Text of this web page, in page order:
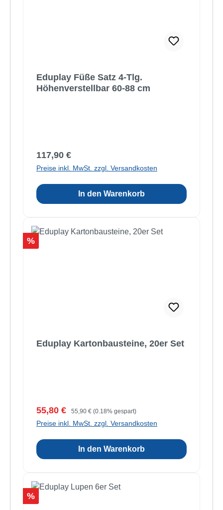
Eduplay Füße Satz 4-Tlg.
Höhenverstellbar 60-88 cm
Regulärer Preis:
117,90 €
Preise inkl. MwSt. zzgl. Versandkosten
In den Warenkorb
Rabatt
%
Eduplay Kartonbausteine, 20er Set
Verkaufspreis:
55,80 € Regulärer Preis:
55,90 € (0.18% gespart)
Preise inkl. MwSt. zzgl. Versandkosten
In den Warenkorb
Rabatt
%